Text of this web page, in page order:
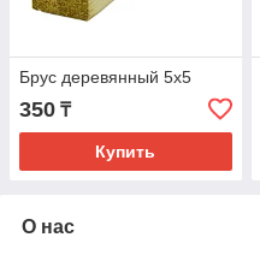
Брус деревянный 5х5
350 ₸
Купить
О нас